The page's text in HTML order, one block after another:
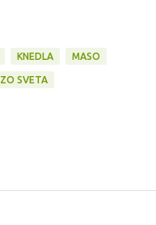
KNEDLA MASO
ZO SVETA